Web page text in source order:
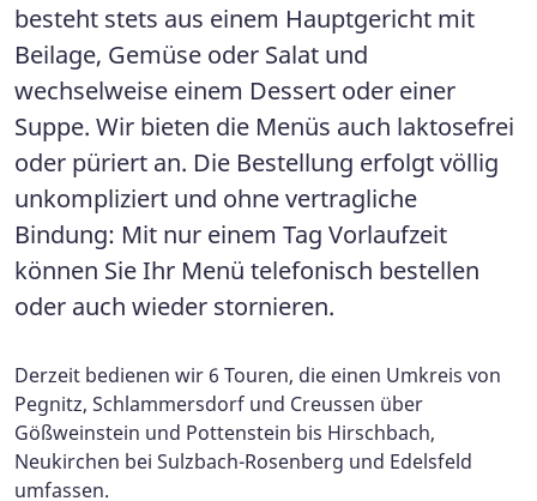
besteht stets aus einem Hauptgericht mit
Beilage, Gemüse oder Salat und
wechselweise einem Dessert oder einer
Suppe. Wir bieten die Menüs auch laktosefrei
oder püriert an. Die Bestellung erfolgt völlig
unkompliziert und ohne vertragliche
Bindung: Mit nur einem Tag Vorlaufzeit
können Sie Ihr Menü telefonisch bestellen
oder auch wieder stornieren.
Derzeit bedienen wir 6 Touren, die einen Umkreis von
Pegnitz, Schlammersdorf und Creussen über
Gößweinstein und Pottenstein bis Hirschbach,
Neukirchen bei Sulzbach-Rosenberg und Edelsfeld
umfassen.